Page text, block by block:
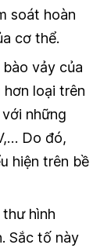
soát hoàn
cơ thể.
vảy của
loại trên
những
Do đó,
hiện trên bề
thư hình
Sắc tố này